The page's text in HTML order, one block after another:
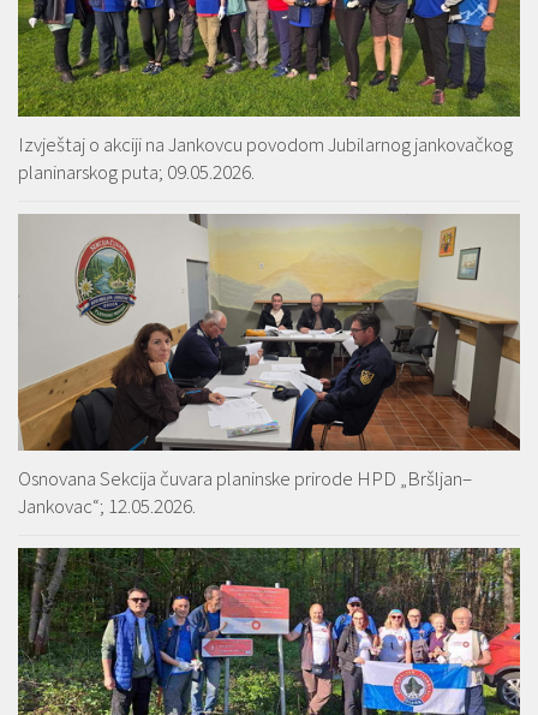
Izvještaj o akciji na Jankovcu povodom Jubilarnog jankovačkog
planinarskog puta; 09.05.2026.
Osnovana Sekcija čuvara planinske prirode HPD „Bršljan–
Jankovac“; 12.05.2026.